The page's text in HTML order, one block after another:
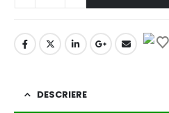
DESCRIERE